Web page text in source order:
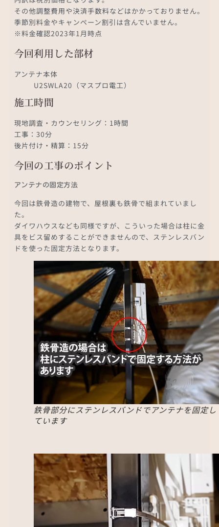
その他調整費用や決済手数料などはかかっておりません。
季節別料金やキャンペーン割引は含んでいません。
※料金確認2023年1月時点
今回利用した部材
アンテナ本体
U2SWLA20（マスプロ電工）
施工時間
現地調査・カウンセリング：1時間
工事：30分
後片付け・精算：15分
今回の工事のポイント
アンテナの固定方法
今回は鉄骨造の建物で、屋根裏も鉄骨で組まれていまし
た。
ダイワハウスなども同様ですが、こういった場合は柱に金
具をビス留めすることができませんので、ステンレスバン
ドを使った固定方法となります。
鉄骨部分にステンレスバンドでアンテナを固定し
ています